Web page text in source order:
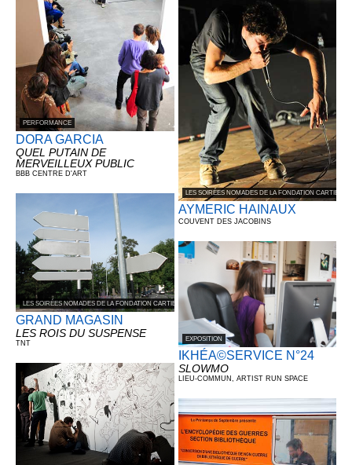
PERFORMANCE
DORA GARCIA
QUEL PUTAIN DE
MERVEILLEUX PUBLIC
BBB CENTRE D'ART
LES SOIRÉES NOMADES DE LA FONDATION CARTIER POUR L’ART CONTEMPORAIN
GRAND MAGASIN
LES ROIS DU SUSPENSE
TNT
LES SOIRÉES NOMADES DE LA FONDATION CARTIER
AYMERIC HAINAUX
COUVENT DES JACOBINS
EXPOSITION
IKHÉA©SERVICE N°24
SLOWMO
LIEU-COMMUN, ARTIST RUN SPACE